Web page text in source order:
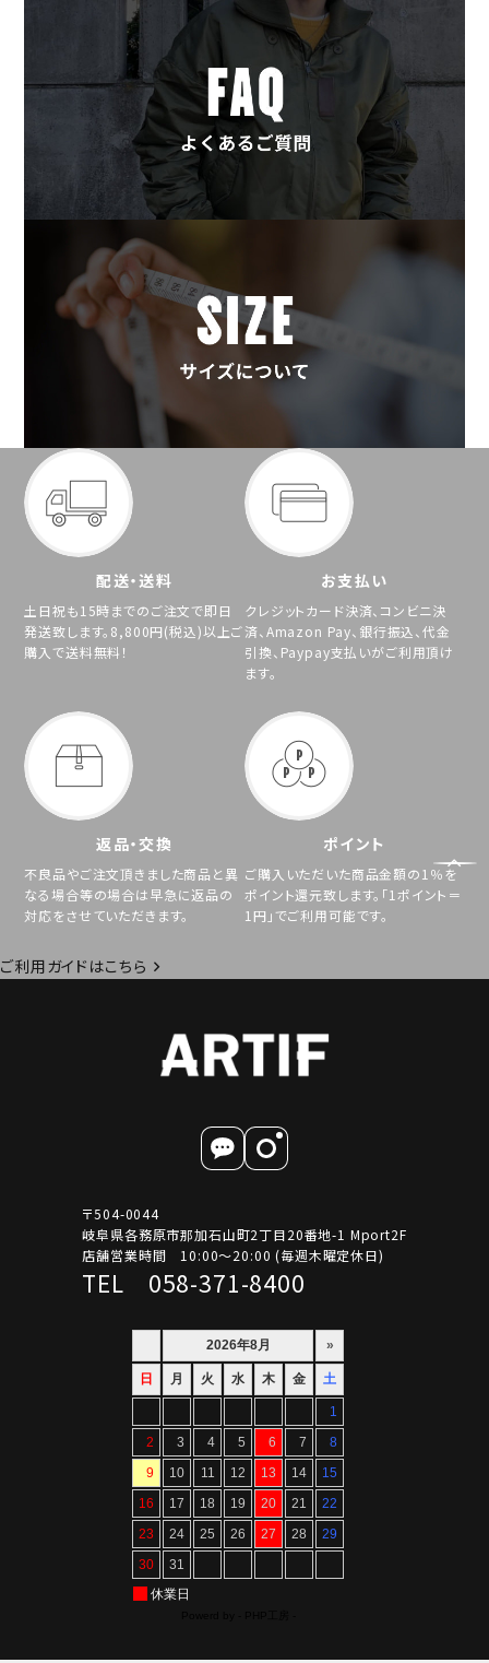
配送・送料
土日祝も15時までのご注文で即日
発送致します。8,800円(税込)以上ご
購入で送料無料！
お支払い
クレジットカード決済、コンビニ決
済、Amazon Pay、銀行振込、代金
引換、Paypay支払いがご利用頂け
ます。
返品・交換
不良品やご注文頂きました商品と異
なる場合等の場合は早急に返品の
対応をさせていただきます。
ポイント
ご購入いただいた商品金額の1％を
ポイント還元致します。「1ポイント＝
1円」でご利用可能です。
ご利用ガイドはこちら
〒504-0044
岐阜県各務原市那加石山町2丁目20番地-1 Mport2F
店舗営業時間 10:00～20:00 (毎週木曜定休日)
TEL 058-371-8400